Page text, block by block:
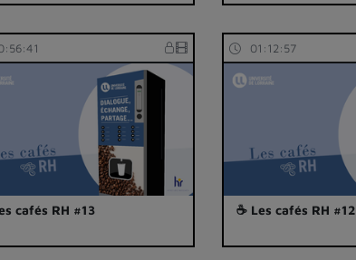
cafés RH #13
01:12:57
☕ Les cafés RH #12